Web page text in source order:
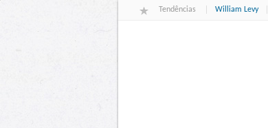
Tendências William Levy